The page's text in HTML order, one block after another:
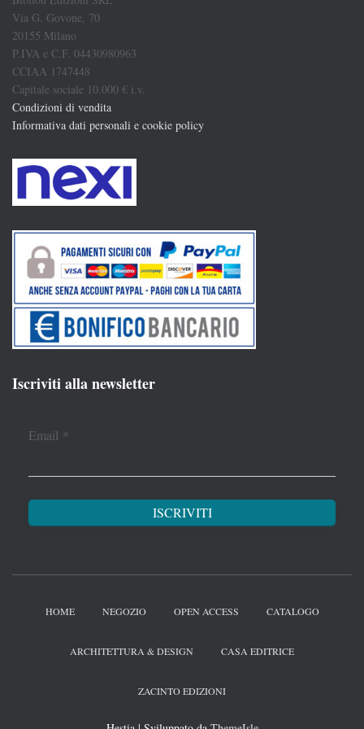
Via G. Govone, 70
20155 Milano
P.IVA e C.F. 04430980963
CCIAA 1747448
Capitale sociale 10.000 € i.v.
Condizioni di vendita
Informativa dati personali e cookie policy
Iscriviti alla newsletter
Email *
HOME NEGOZIO OPEN ACCESS CATALOGO
ARCHITETTURA & DESIGN CASA EDITRICE
ZACINTO EDIZIONI